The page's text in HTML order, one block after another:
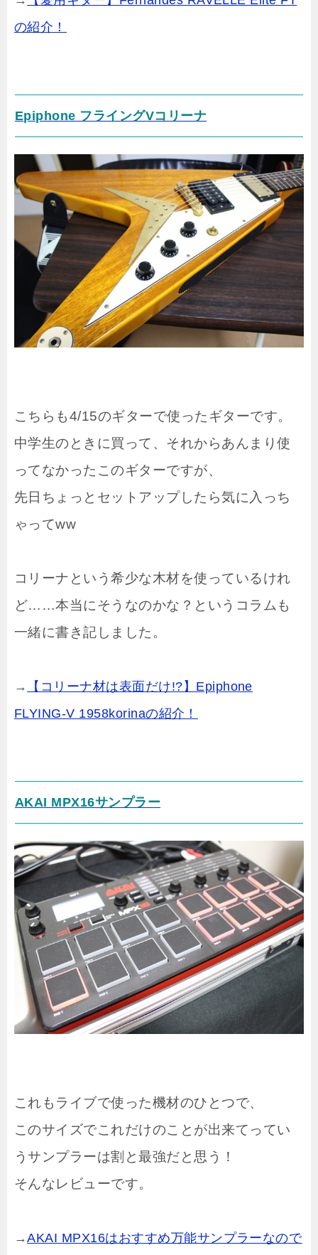
の紹介！
Epiphone フライングVコリーナ
こちらも4/15のギターで使ったギターです。
中学生のときに買って、それからあんまり使
ってなかったこのギターですが、
先日ちょっとセットアップしたら気に入っち
ゃってww
コリーナという希少な木材を使っているけれ
ど……本当にそうなのかな？というコラムも
一緒に書き記しました。
→
【コリーナ材は表面だけ!?】Epiphone
FLYING-V 1958korinaの紹介！
AKAI MPX16サンプラー
これもライブで使った機材のひとつで、
このサイズでこれだけのことが出来てってい
うサンプラーは割と最強だと思う！
そんなレビューです。
→AKAI MPX16はおすすめ万能サンプラーなので